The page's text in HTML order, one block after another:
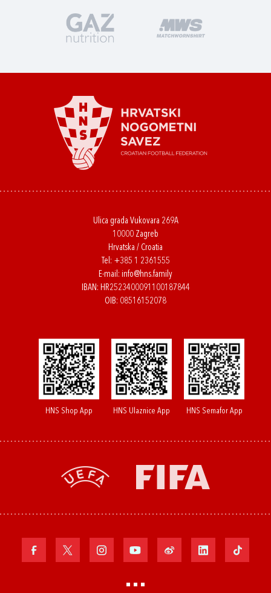
Ulica grada Vukovara 269A
10000 Zagreb
Hrvatska / Croatia
Tel: +385 1 2361555
E-mail: info@hns.family
IBAN: HR2523400091100187844
OIB: 08516152078
HNS Shop App HNS Ulaznice App HNS Semafor App